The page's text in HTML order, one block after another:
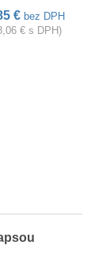
€ bez DPH
€ s DPH)